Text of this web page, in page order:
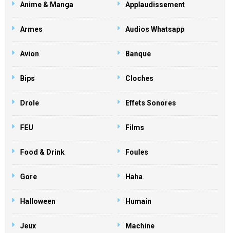
Anime & Manga Applaudissement
Armes Audios Whatsapp
Avion Banque
Bips Cloches
Drole Effets Sonores
FEU Films
Food & Drink Foules
Gore Haha
Halloween Humain
Jeux Machine